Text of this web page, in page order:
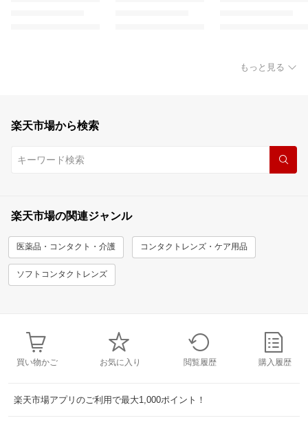
もっと見る
楽天市場から検索
楽天市場の関連ジャンル
医薬品・コンタクト・介護 コンタクトレンズ・ケア用品
ソフトコンタクトレンズ
買い物かご お気に入り 閲覧履歴 購入履歴
楽天市場アプリのご利用で最大1,000ポイント！